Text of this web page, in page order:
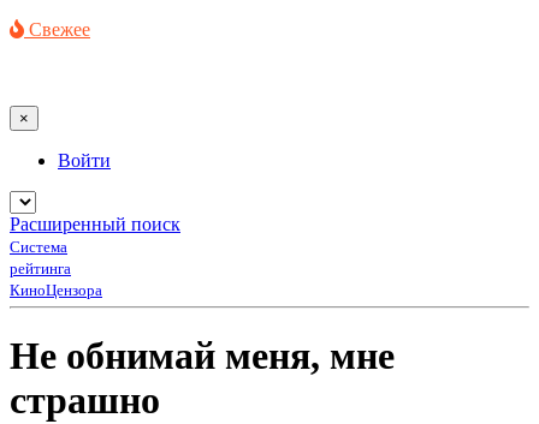
Свежее
×
Войти
Расширенный поиск
Система
рейтинга
КиноЦензора
Не обнимай меня, мне
страшно